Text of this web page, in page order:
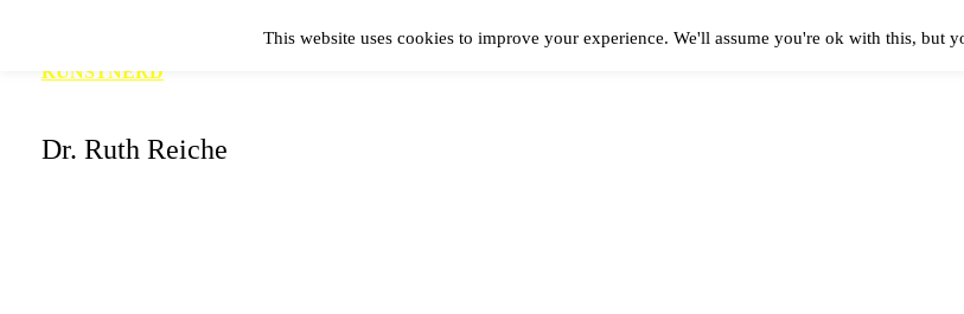
KUNSTNERD
Dr. Ruth Reiche
This website uses cookies to improve your experience. We'll assume you're ok with this, but